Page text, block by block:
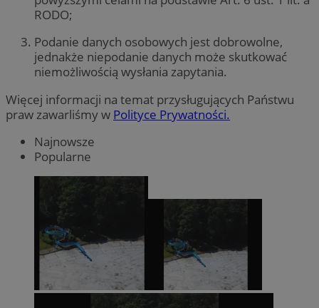
RODO;
Podanie danych osobowych jest dobrowolne,
jednakże niepodanie danych może skutkować
niemożliwością wysłania zapytania.
Więcej informacji na temat przysługujących Państwu
praw zawarliśmy w Polityce Prywatności.
Najnowsze
Popularne